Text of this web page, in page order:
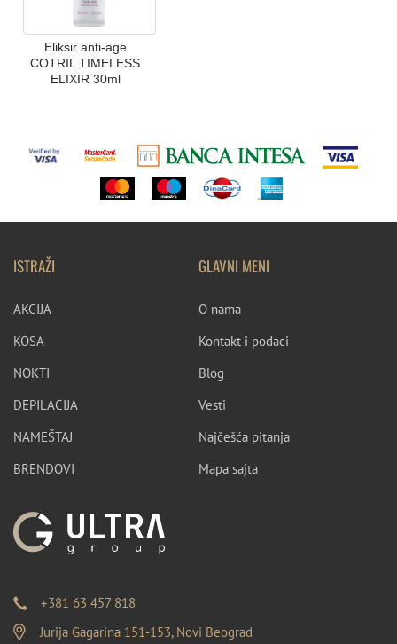
Eliksir anti-age
COTRIL TIMELESS
ELIXIR 30ml
ISTRAŽI
AKCIJA
KOSA
NOKTI
DEPILACIJA
NAMEŠTAJ
BRENDOVI
GLAVNI MENI
O nama
Kontakt i podaci
Blog
Vesti
Najčešća pitanja
Mapa sajta
+381 63 457 818
Jurija Gagarina 151-153, Novi Beograd